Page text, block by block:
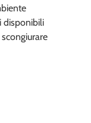
disponibili